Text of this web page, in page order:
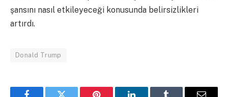
şansını nasıl etkileyeceği konusunda belirsizlikleri
artırdı.
Donald Trump